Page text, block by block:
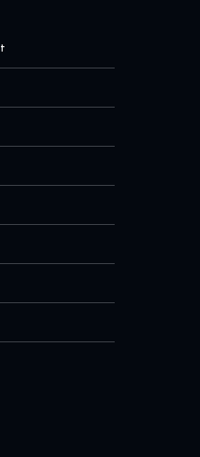
recent
centre